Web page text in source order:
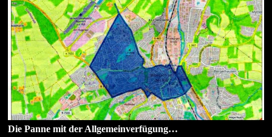
Die Panne mit der Allgemeinverfügung…